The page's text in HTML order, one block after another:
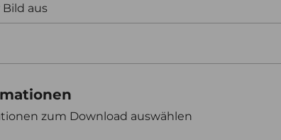
aus
zum Download auswählen